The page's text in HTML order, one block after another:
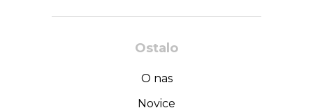
Ostalo
O nas
Novice